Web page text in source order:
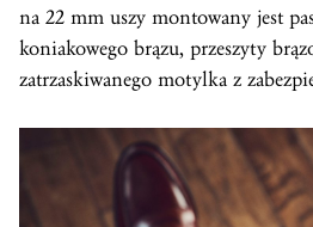
na 22 mm uszy montowany jest
koniakowego brązu, przeszyty
zatrzaskiwanego motylka z